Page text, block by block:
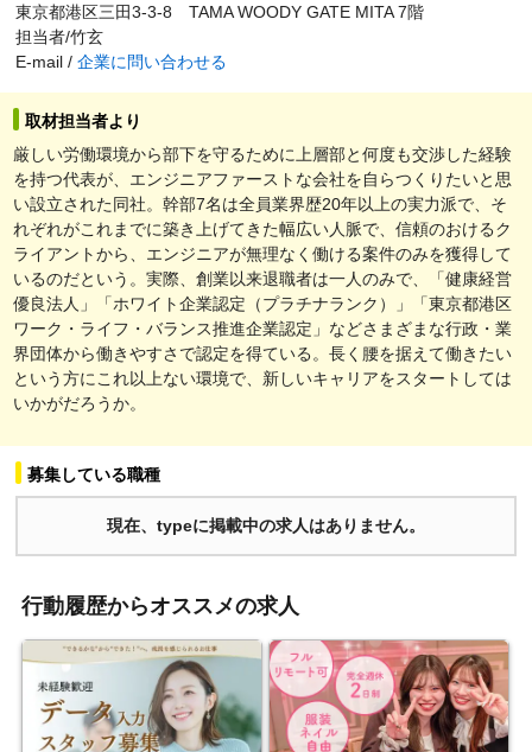
東京都港区三田3-3-8 TAMA WOODY GATE MITA 7階
担当者/竹玄
E-mail / 企業に問い合わせる
取材担当者より
厳しい労働環境から部下を守るために上層部と何度も交渉した経験
を持つ代表が、エンジニアファーストな会社を自らつくりたいと思
い設立された同社。幹部7名は全員業界歴20年以上の実力派で、そ
れぞれがこれまでに築き上げてきた幅広い人脈で、信頼のおけるク
ライアントから、エンジニアが無理なく働ける案件のみを獲得して
いるのだという。実際、創業以来退職者は一人のみで、「健康経営
優良法人」「ホワイト企業認定（プラチナランク）」「東京都港区
ワーク・ライフ・バランス推進企業認定」などさまざまな行政・業
界団体から働きやすさで認定を得ている。長く腰を据えて働きたい
という方にこれ以上ない環境で、新しいキャリアをスタートしては
いかがだろうか。
募集している職種
現在、typeに掲載中の求人はありません。
行動履歴からオススメの求人